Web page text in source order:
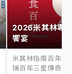
2026米其林專
饗宴
米其林指南百年之
瑞百年三星傳奇、